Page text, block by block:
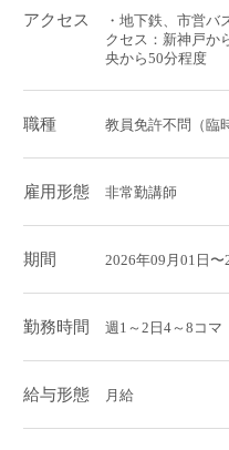
アクセス
・地下鉄、市営バ
クセス：新神戸か
央から50分程度
職種 教員免許不問（臨
雇用形態 非常勤講師
期間 2026年09月01日〜
勤務時間 週1～2日4～8コマ
給与形態 月給